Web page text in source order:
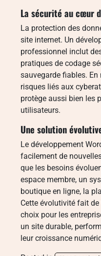
La sécurité au cœur
La protection des
site internet. Un
professionnel inclut
pratiques de codage
sauvegarde fiables.
risques liés aux
protège aussi bien les
utilisateurs.
Une solution
Le développement
facilement de
que les besoins
espace membre, un
boutique en ligne, la
Cette évolutivité fait
choix pour les
un site durable,
leur croissance